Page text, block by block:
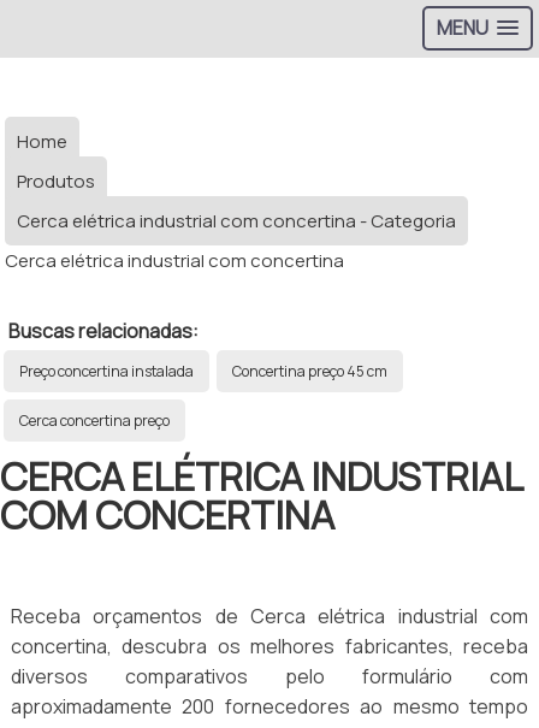
MENU
Home
Produtos
Cerca elétrica industrial com concertina - Categoria
Cerca elétrica industrial com concertina
Buscas relacionadas:
Preço concertina instalada Concertina preço 45 cm
Cerca concertina preço
CERCA ELÉTRICA INDUSTRIAL
COM CONCERTINA
Receba orçamentos de Cerca elétrica industrial com
concertina, descubra os melhores fabricantes, receba
diversos comparativos pelo formulário com
aproximadamente 200 fornecedores ao mesmo tempo